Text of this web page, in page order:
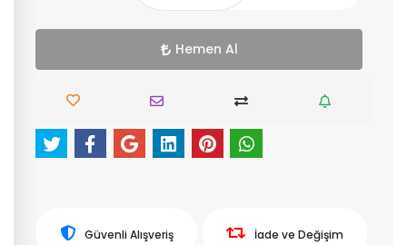
Hemen Al
Güvenli Alışveriş İade ve Değişim